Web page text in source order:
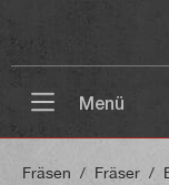
Menü
Fräsen / Fräser /